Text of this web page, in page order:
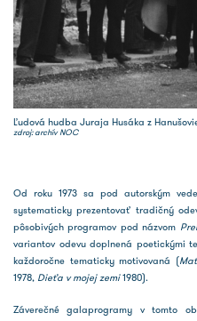
Ľudová hudba Juraja Husáka z
zdroj: archív NOC
Od roku 1973 sa pod autorským
systematicky prezentovať tradičný
pôsobivých programov pod názvom
variantov odevu doplnená poetickými
každoročne tematicky motivovaná (
1978, Dieťa v mojej zemi1980).
Záverečné galaprogramy v tomto